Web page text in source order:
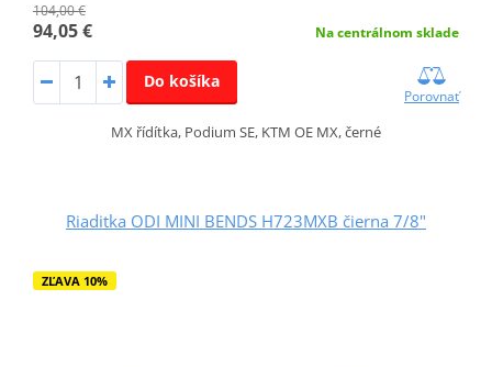
104,00 €
94,05 € Na centrálnom sklade
Do košíka
Porovnať
MX řídítka, Podium SE, KTM OE MX, černé
Riaditka ODI MINI BENDS H723MXB čierna 7/8"
ZĽAVA 10%